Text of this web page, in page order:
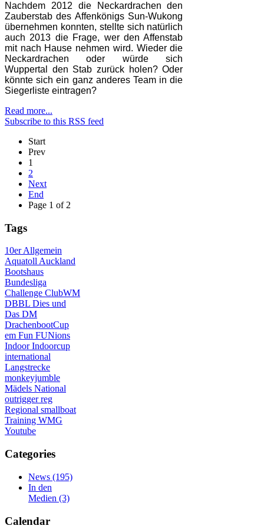
Nachdem 2012 die Neckardrachen den
Zauberstab des Affenkönigs Sun-Wukong
übernehmen konnten, stellte sich natürlich
auch 2013 die Frage, wer den Affenstab
mit nach Hause nehmen wird. Wieder die
Neckardrachen oder würde sich
Wuppertal den Stab zurück holen? Oder
könnte sich ein ganz anderes Team in die
Siegerliste eintragen?
Read more...
Subscribe to this RSS feed
Start
Prev
1
2
Next
End
Page 1 of 2
Tags
10erAllgemein
AquatollAuckland
Bootshaus
Bundesliga
Challenge ClubWM
DBBL Dies und
Das DM
DrachenbootCup
em Fun FUNions
IndoorIndoorcup
international
Langstrecke
monkeyjumble
Mädels National
outriggerreg
Regional smallboat
Training WMG
Youtube
Categories
News (195)
In den
Medien (3)
Calendar